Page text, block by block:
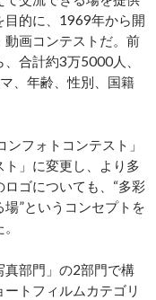
目的に、1969年から開
画コンテストだ。前
合計約3万5000人、
、年齢、性別、国籍
フォトコンテスト」
」に変更し、より多
ゴについても、“多彩
”というコンセプトを
部門」の2部門で構
トフィルムカテゴリ